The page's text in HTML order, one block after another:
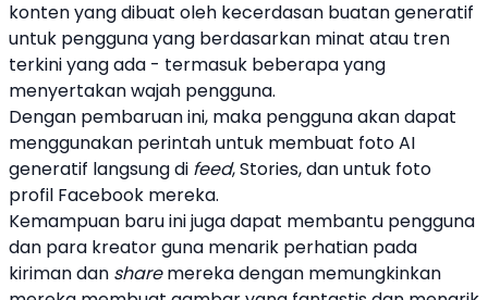
konten yang dibuat oleh kecerdasan buatan generatif
untuk pengguna yang berdasarkan minat atau tren
terkini yang ada - termasuk beberapa yang
menyertakan wajah pengguna.
Dengan pembaruan ini, maka pengguna akan dapat
menggunakan perintah untuk membuat foto AI
generatif langsung di feed, Stories, dan untuk foto
profil Facebook mereka.
Kemampuan baru ini juga dapat membantu pengguna
dan para kreator guna menarik perhatian pada
kiriman dan sharemereka dengan memungkinkan